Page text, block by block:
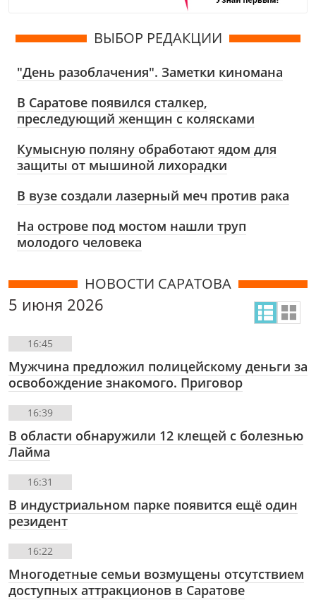
ВЫБОР РЕДАКЦИИ
"День разоблачения". Заметки киномана
В Саратове появился сталкер,
преследующий женщин с колясками
Кумысную поляну обработают ядом для
защиты от мышиной лихорадки
В вузе создали лазерный меч против рака
На острове под мостом нашли труп
молодого человека
НОВОСТИ САРАТОВА
5 июня 2026
16:45
Мужчина предложил полицейскому деньги за
освобождение знакомого. Приговор
16:39
В области обнаружили 12 клещей с болезнью
Лайма
16:31
В индустриальном парке появится ещё один
резидент
16:22
Многодетные семьи возмущены отсутствием
доступных аттракционов в Саратове